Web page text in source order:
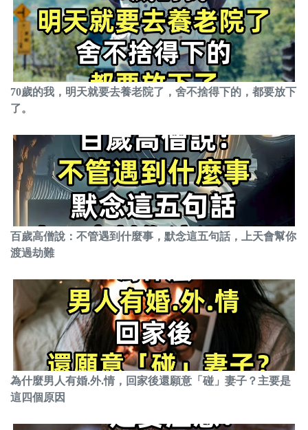
70歲的我，明天就要去養老院了，舍不捨得下的，都要放下
了。
百歲高僧說：不管遇到什麼事，默念這五句話，上天會幫你
渡過劫難
為什麼男人有婚.外.情，回家後還願意「碰」妻子？主要是
這四個原因